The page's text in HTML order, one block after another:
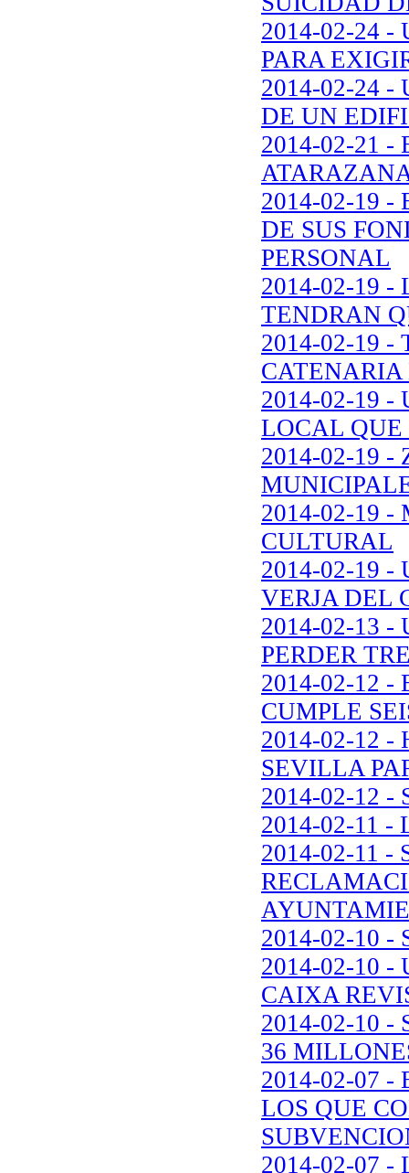
2014-02-24
PARA
2014-02-24 -
DE UN
2014-02-21 -
2014-02-19
DE SUS
PERSONAL
2014-02-19 -
TENDRAN
2014-02-19 -
2014-02-19
LOCAL QUE
2014-02-19 -
2014-02-19 -
CULTURAL
2014-02-19
VERJA DEL
2014-02-13 -
PERDER
2014-02-12 -
CUMPLE
2014-02-12 -
SEVILLA
2014-02-12 -
2014-02-11 -
2014-02-11 -
2014-02-10 -
2014-02-10 -
CAIXA
2014-02-10 -
36
2014-02-07 -
LOS QUE
2014-02-07 -